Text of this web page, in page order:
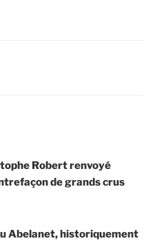
Robert renvoyé
de grands crus
Abelanet, historiquement